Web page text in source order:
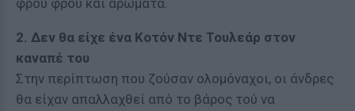
φρου φρου και αρώματα.
2. Δεν θα είχε ένα Κοτόν Ντε Τουλεάρ στον
καναπέ του
Στην περίπτωση που ζούσαν ολομόναχοι, οι άνδρες
θα είχαν απαλλαχθεί από το βάρος τού να